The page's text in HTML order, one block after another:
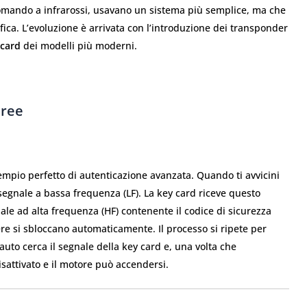
a infrarossi, usavano un sistema più semplice, ma che
L’evoluzione è arrivata con l’introduzione dei transponder
dei modelli più moderni.
perfetto di autenticazione avanzata. Quando ti avvicini
a bassa frequenza (LF). La key card riceve questo
ad alta frequenza (HF) contenente il codice di sicurezza
si sbloccano automaticamente. Il processo si ripete per
cerca il segnale della key card e, una volta che
e il motore può accendersi.